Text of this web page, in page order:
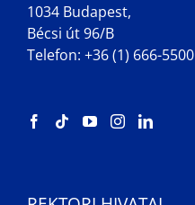
1034 Budapest,
Bécsi út 96/B
Telefon: +36 (1) 666-5500